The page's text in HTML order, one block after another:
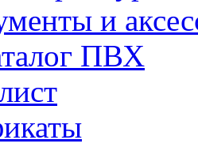
и
ПВХ